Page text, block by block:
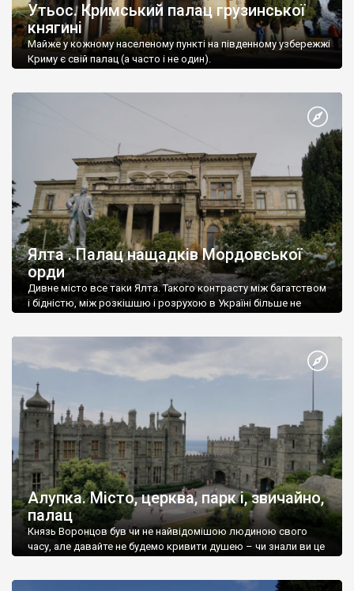
Утьос. Кримський палац грузинської
княгині
Майже у кожному населеному пункті на південному узбережжі
Криму є свій палац (а часто і не один).
Ялта . Палац нащадків Мордовської
орди
Дивне місто все таки Ялта. Такого контрасту між багатством
і бідністю, між розкішшю і розрухою в Україні більше не
Алупка. Місто, церква, парк і, звичайно,
палац
Князь Воронцов був чи не найвідомішою людиною свого
часу, але давайте не будемо кривити душею – чи знали ви це